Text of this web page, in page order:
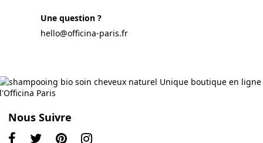
Une question ?
hello@officina-paris.fr
Nous Suivre